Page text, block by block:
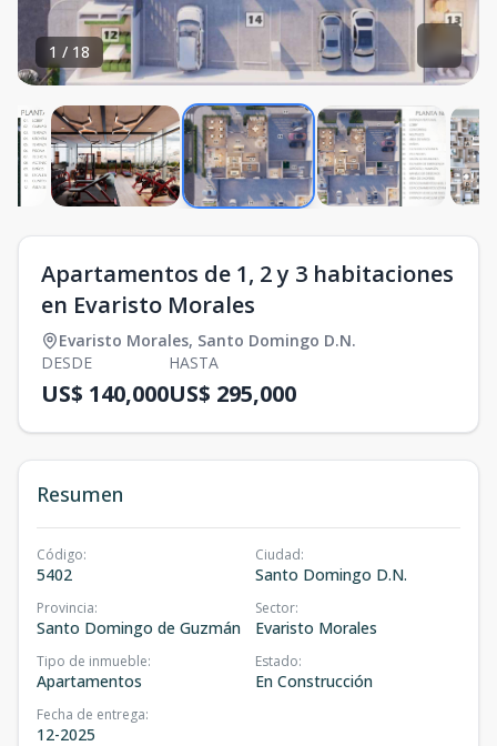
1 / 18
Apartamentos de 1, 2 y 3 habitaciones
en Evaristo Morales
Evaristo Morales, Santo Domingo D.N.
DESDE
US$ 140,000
HASTA
US$ 295,000
Resumen
Código:
5402
Ciudad:
Santo Domingo D.N.
Provincia:
Santo Domingo de Guzmán
Sector:
Evaristo Morales
Tipo de inmueble:
Apartamentos
Estado:
En Construcción
Fecha de entrega:
12-2025